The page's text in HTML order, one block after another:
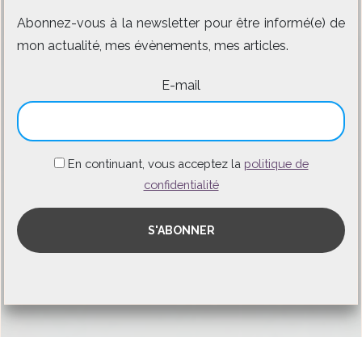
Abonnez-vous à la newsletter pour être informé(e) de
mon actualité, mes évènements, mes articles.
E-mail
En continuant, vous acceptez la politique de
confidentialité